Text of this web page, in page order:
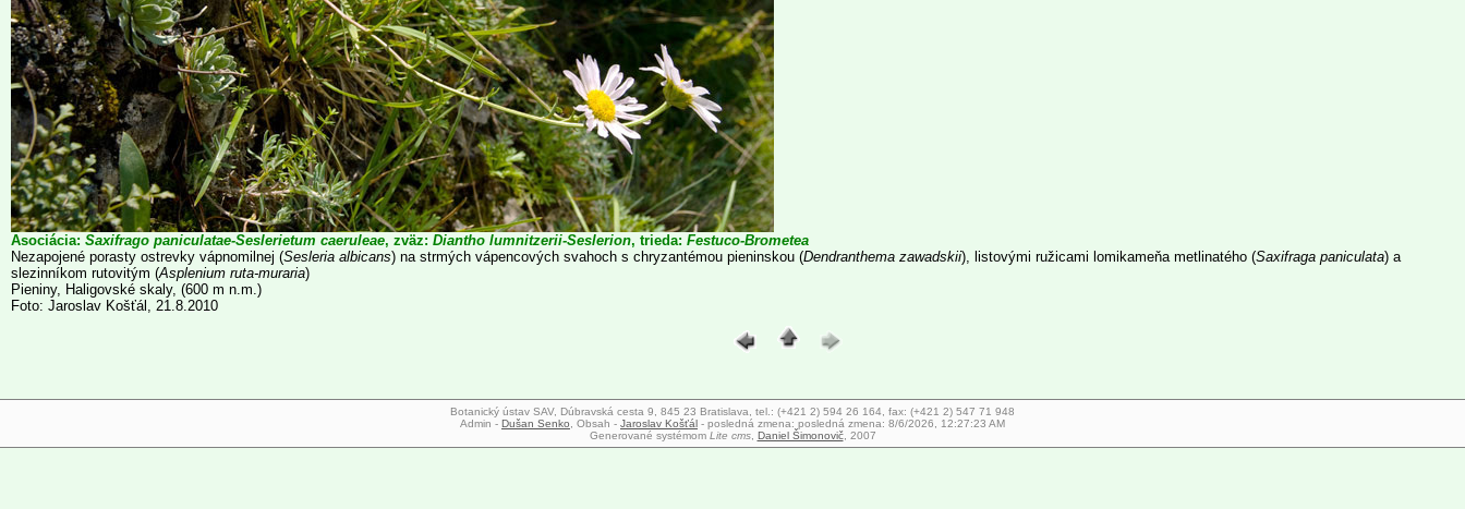
Asociácia: Saxifrago paniculatae-Seslerietum caeruleae, zväz: Diantho lumnitzerii-Seslerion, trieda: Festuco-Brometea
Nezapojené porasty ostrevky vápnomilnej (Sesleria albicans) na strmých vápencových svahoch s chryzantémou pieninskou (Dendranthema zawadskii), listovými ružicami lomikameňa metlinatého (Saxifraga paniculata) a
slezinníkom rutovitým (Asplenium ruta-muraria)
Pieniny, Haligovské skaly, (600 m n.m.)
Foto: Jaroslav Košťál, 21.8.2010
Botanický ústav SAV, Dúbravská cesta 9, 845 23 Bratislava, tel.: (+421 2) 594 26 164, fax: (+421 2) 547 71 948
Admin - Dušan Senko , Obsah - Jaroslav Košťál - posledná zmena: posledná zmena: 8/6/2026, 12:27:23 AM
Generované systémom Lite cms, Daniel Šimonovič, 2007